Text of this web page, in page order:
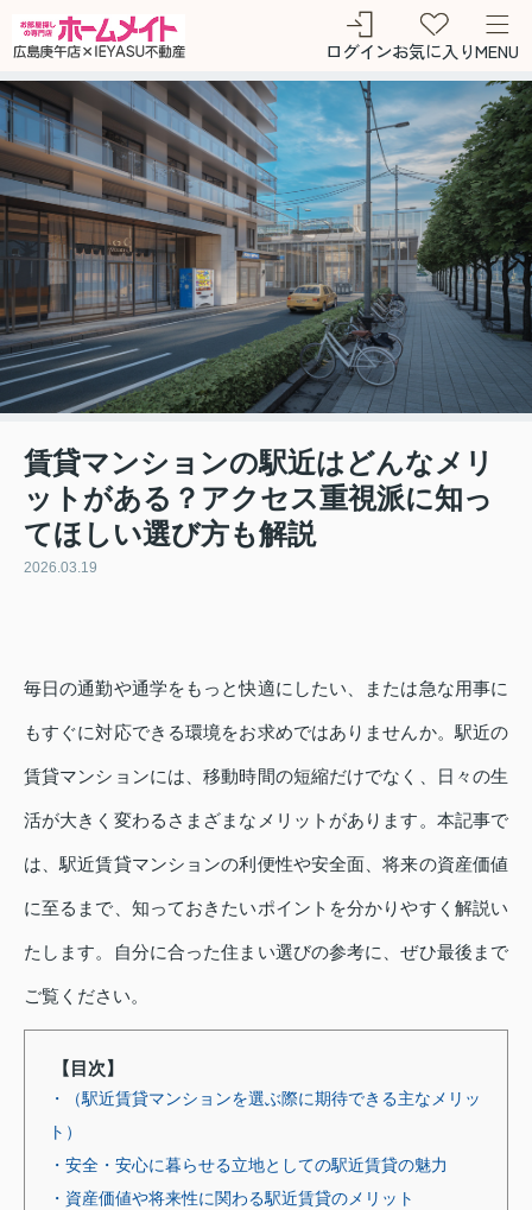
ログインお気に入りMENU
賃貸マンションの駅近はどんなメリ
ットがある？アクセス重視派に知っ
てほしい選び方も解説
2026.03.19
毎日の通勤や通学をもっと快適にしたい、または急な用事に
もすぐに対応できる環境をお求めではありませんか。駅近の
賃貸マンションには、移動時間の短縮だけでなく、日々の生
活が大きく変わるさまざまなメリットがあります。本記事で
は、駅近賃貸マンションの利便性や安全面、将来の資産価値
に至るまで、知っておきたいポイントを分かりやすく解説い
たします。自分に合った住まい選びの参考に、ぜひ最後まで
ご覧ください。
【目次】
・（駅近賃貸マンションを選ぶ際に期待できる主なメリッ
ト）
・安全・安心に暮らせる立地としての駅近賃貸の魅力
・資産価値や将来性に関わる駅近賃貸のメリット